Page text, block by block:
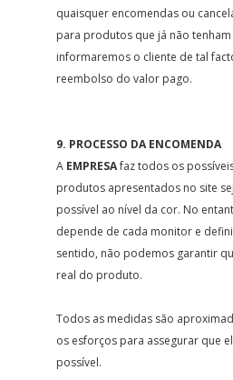
quaisquer encomendas ou
para produtos que já não tenham
informaremos o cliente de tal
reembolso do valor pago.
9. PROCESSO DA ENCOMENDA
A EMPRESAfaz todos os
produtos apresentados no site
possível ao nível da cor. No
depende de cada monitor e
sentido, não podemos garantir
real do produto.
Todos as medidas são
os esforços para assegurar que
possível.